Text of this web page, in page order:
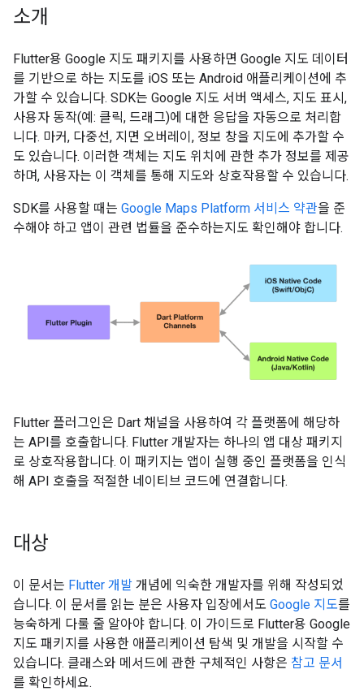
소개
Flutter용 Google 지도 패키지를 사용하면 Google 지도 데이터
를 기반으로 하는 지도를 iOS 또는 Android 애플리케이션에 추
가할 수 있습니다. SDK는 Google 지도 서버 액세스, 지도 표시,
사용자 동작(예: 클릭, 드래그)에 대한 응답을 자동으로 처리합
니다. 마커, 다중선, 지면 오버레이, 정보 창을 지도에 추가할 수
도 있습니다. 이러한 객체는 지도 위치에 관한 추가 정보를 제공
하며, 사용자는 이 객체를 통해 지도와 상호작용할 수 있습니다.
SDK를 사용할 때는 Google Maps Platform 서비스 약관을 준
수해야 하고 앱이 관련 법률을 준수하는지도 확인해야 합니다.
Flutter 플러그인은 Dart 채널을 사용하여 각 플랫폼에 해당하
는 API를 호출합니다. Flutter 개발자는 하나의 앱 대상 패키지
로 상호작용합니다. 이 패키지는 앱이 실행 중인 플랫폼을 인식
해 API 호출을 적절한 네이티브 코드에 연결합니다.
대상
이 문서는 Flutter 개발 개념에 익숙한 개발자를 위해 작성되었
습니다. 이 문서를 읽는 분은 사용자 입장에서도 Google 지도를
능숙하게 다룰 줄 알아야 합니다. 이 가이드로 Flutter용 Google
지도 패키지를 사용한 애플리케이션 탐색 및 개발을 시작할 수
있습니다. 클래스와 메서드에 관한 구체적인 사항은 참고 문서
를 확인하세요.